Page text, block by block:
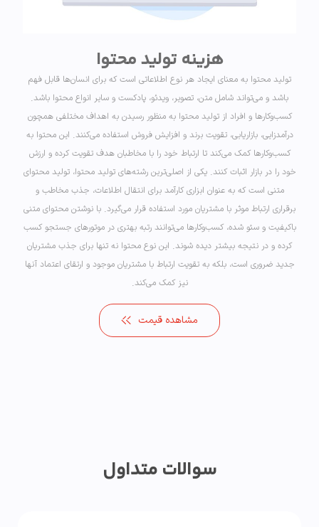
هزینه تولید محتوا
تولید محتوا به معنای ایجاد هر نوع اطلاعاتی است که برای انسان‌ها قابل فهم
باشد و می‌تواند شامل متن، تصویر، ویدئو، پادکست و سایر انواع محتوا باشد.
کسب‌وکارها و افراد از تولید محتوا به منظور رسیدن به اهداف مختلفی همچون
درآمدزایی، بازاریابی، تقویت برند و افزایش فروش استفاده می‌کنند. این محتوا به
کسب‌وکارها کمک می‌کند تا ارتباط خود را با مخاطبان هدف تقویت کرده و ارزش
خود را در بازار اثبات کنند. یکی از اصلی‌ترین رشته‌های تولید محتوا، تولید محتوای
متنی است که به عنوان ابزاری کارآمد برای انتقال اطلاعات، جذب مخاطب و
برقراری ارتباط موثر با مشتریان مورد استفاده قرار می‌گیرد. با نوشتن محتوای متنی
باکیفیت و سئو شده، کسب‌وکارها می‌توانند رتبه بهتری در موتورهای جستجو کسب
کرده و در نتیجه بیشتر دیده شوند. این نوع محتوا نه تنها برای جذب مشتریان
جدید ضروری است، بلکه به تقویت ارتباط با مشتریان موجود و ارتقای اعتماد آنها
نیز کمک می‌کند.
مشاهده قیمت
سوالات متداول